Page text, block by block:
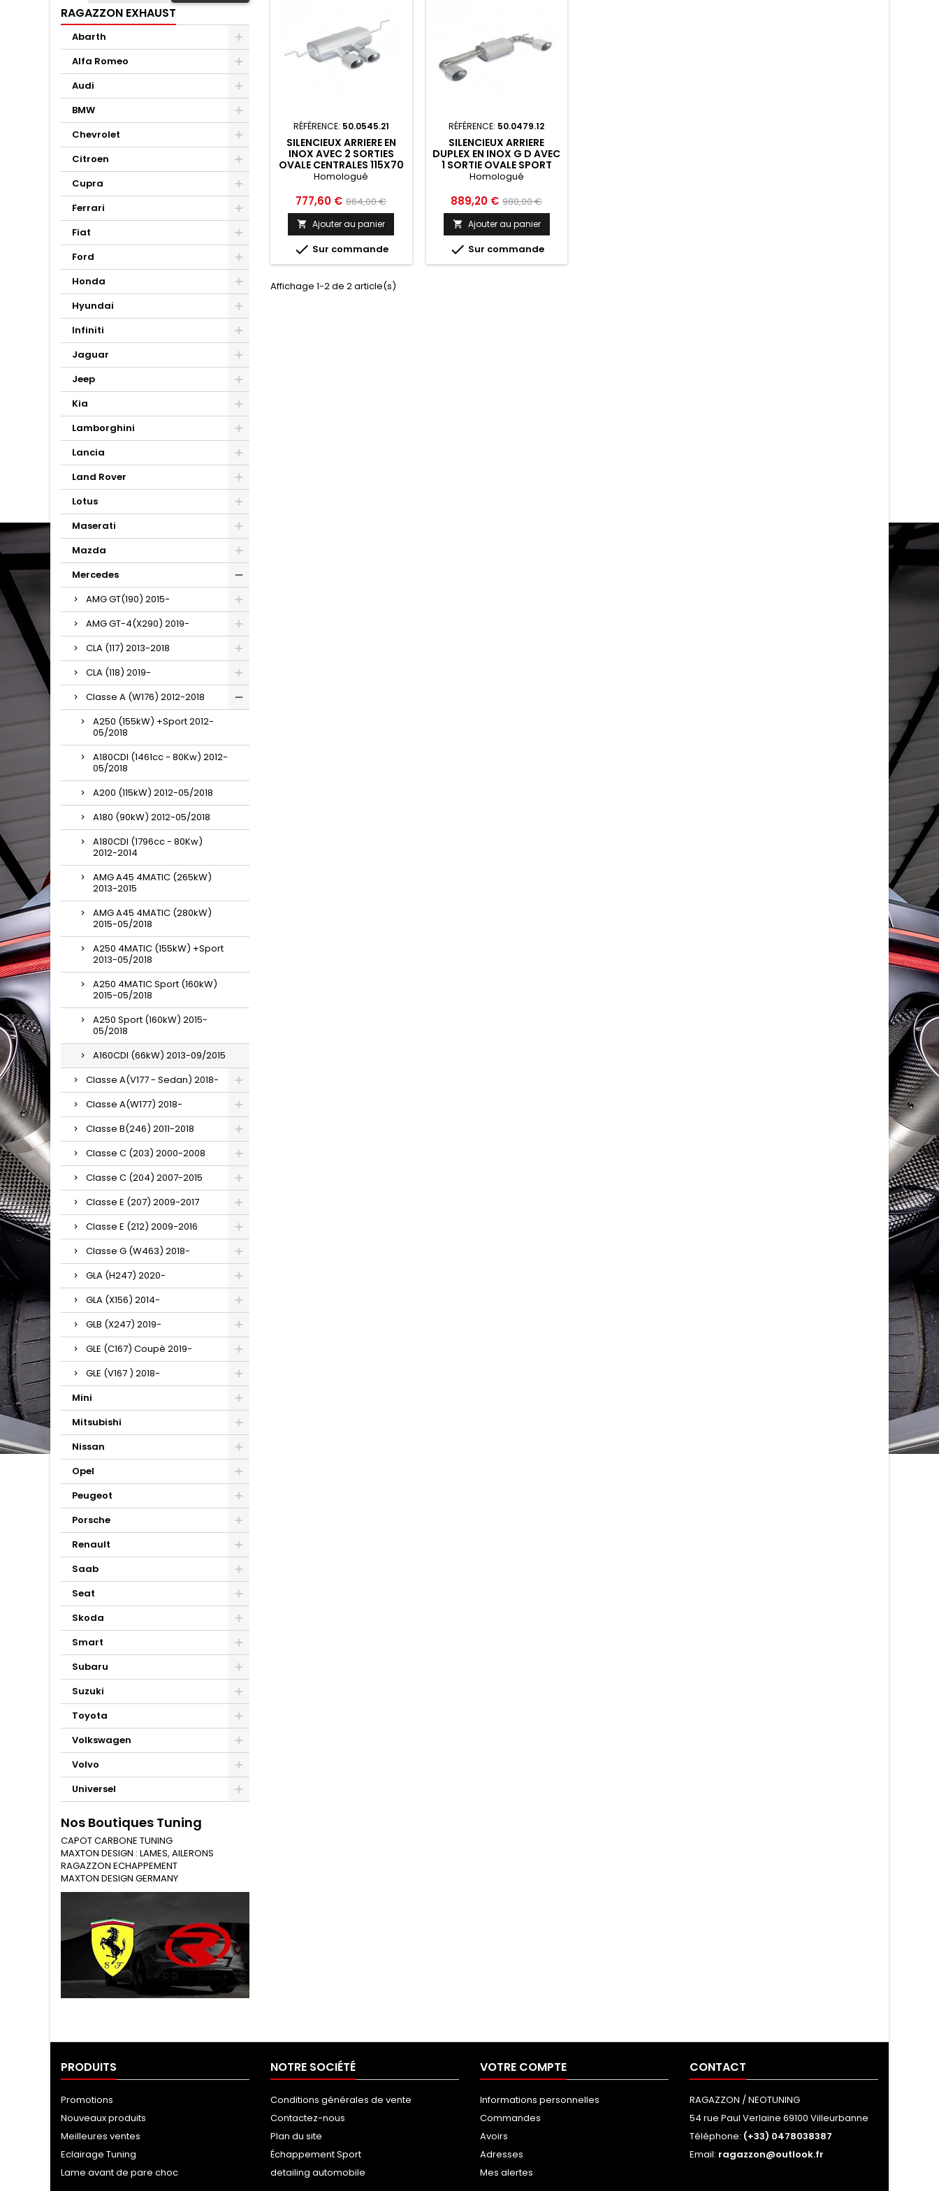
RAGAZZON EXHAUST
Abarth
Alfa Romeo
Audi
BMW
Chevrolet
Citroen
Cupra
Ferrari
Fiat
Ford
Honda
Hyundai
Infiniti
Jaguar
Jeep
Kia
Lamborghini
Lancia
Land Rover
Lotus
Maserati
Mazda
Mercedes
AMG GT(190) 2015-
AMG GT-4(X290) 2019-
CLA (117) 2013-2018
CLA (118) 2019-
Classe A (W176) 2012-2018
A250 (155kW) +Sport 2012-
05/2018
A180CDI (1461cc - 80Kw) 2012-
05/2018
A200 (115kW) 2012-05/2018
A180 (90kW) 2012-05/2018
A180CDI (1796cc - 80Kw)
2012-2014
AMG A45 4MATIC (265kW)
2013-2015
AMG A45 4MATIC (280kW)
2015-05/2018
A250 4MATIC (155kW) +Sport
2013-05/2018
A250 4MATIC Sport (160kW)
2015-05/2018
A250 Sport (160kW) 2015-
05/2018
A160CDI (66kW) 2013-09/2015
Classe A(V177 - Sedan) 2018-
Classe A(W177) 2018-
Classe B(246) 2011-2018
Classe C (203) 2000-2008
Classe C (204) 2007-2015
Classe E (207) 2009-2017
Classe E (212) 2009-2016
Classe G (W463) 2018-
GLA (H247) 2020-
GLA (X156) 2014-
GLB (X247) 2019-
GLE (C167) Coupè 2019-
GLE (V167 ) 2018-
Mini
Mitsubishi
Nissan
Opel
Peugeot
Porsche
Renault
Saab
Seat
Skoda
Smart
Subaru
Suzuki
Toyota
Volkswagen
Volvo
Universel
Nos Boutiques Tuning
CAPOT CARBONE TUNING
MAXTON DESIGN : LAMES, AILERONS
RAGAZZON ECHAPPEMENT
MAXTON DESIGN GERMANY
RÉFÉRENCE: 50.0545.21
SILENCIEUX ARRIERE EN
INOX AVEC 2 SORTIES
OVALE CENTRALES 115X70
MM RAGAZZON
2012 2018 - 50.0545.21
Homologué
Prix
777,60 € Prix
de
base
864,00 €
 Ajouter au panier
 Sur commande
RÉFÉRENCE: 50.0479.12
SILENCIEUX ARRIERE
DUPLEX EN INOX G D AVEC
1 SORTIE OVALE SPORT
LINE 135X90 MM
CLASSE A W176 2012 2018
- 50.0479.12
Homologué
Prix
889,20 € Prix
de
base
988,00 €
 Ajouter au panier
 Sur commande
Affichage 1-2 de 2 article(s)
PRODUITS
Promotions
Nouveaux produits
Meilleures ventes
Eclairage Tuning
Lame avant de pare choc
NOTRE SOCIÉTÉ
Conditions générales de vente
Contactez-nous
Plan du site
Échappement Sport
detailing automobile
VOTRE COMPTE
Informations personnelles
Commandes
Avoirs
Adresses
Mes alertes
CONTACT
RAGAZZON / NEOTUNING
54 rue Paul Verlaine 69100 Villeurbanne
Téléphone: (+33) 0478038387
Email: ragazzon@outlook.fr